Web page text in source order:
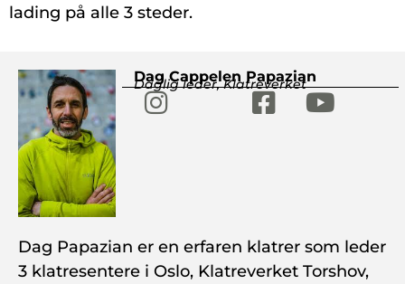
lading på alle 3 steder.
Dag Cappelen Papazian
Daglig leder, Klatreverket
Dag Papazian er en erfaren klatrer som leder
3 klatresentere i Oslo, Klatreverket Torshov,